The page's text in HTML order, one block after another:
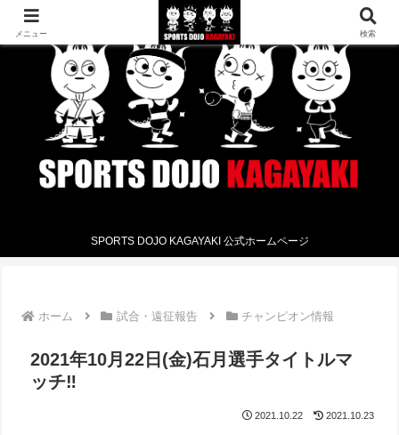
SPORTS DOJO KAGAYAKI 公式ホームページ
ホーム 試合・遠征報告 チャンピオン情報
2021年10月22日(金)石月選手タイトルマ
ッチ‼︎
2021.10.22 2021.10.23
メニュー 検索